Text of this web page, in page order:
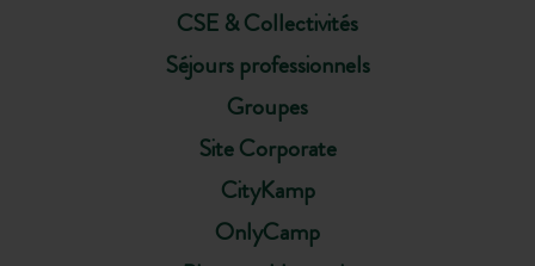
CSE & Collectivités
Séjours professionnels
Groupes
Site Corporate
CityKamp
OnlyCamp